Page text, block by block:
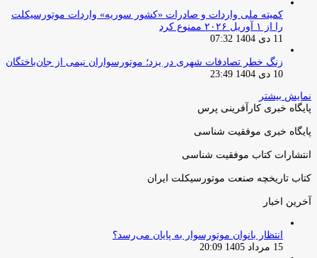
کمیته ملی واردات و صادرات «کشور سوریه» واردات موتورسیکلت
را از ۱ آوریل ۲۰۲۶ ممنوع کرد
11 دی 1404 07:32
زنگ خطر تصادفات شهری در یزد؛ موتورسواران نیمی از جان‌باختگان
10 دی 1404 23:49
نمایش بیشتر
پایگاه خبری کارآفرینی پرس
پایگاه خبری موفقیت شناسی
انتشارات کتاب موفقیت شناسی
کتاب تاریخچه صنعت موتورسیکلت ایران
آخرین اخبار
انتظار بانوان موتورسوار به پایان می‌رسد؟
15 مرداد 1405 20:09